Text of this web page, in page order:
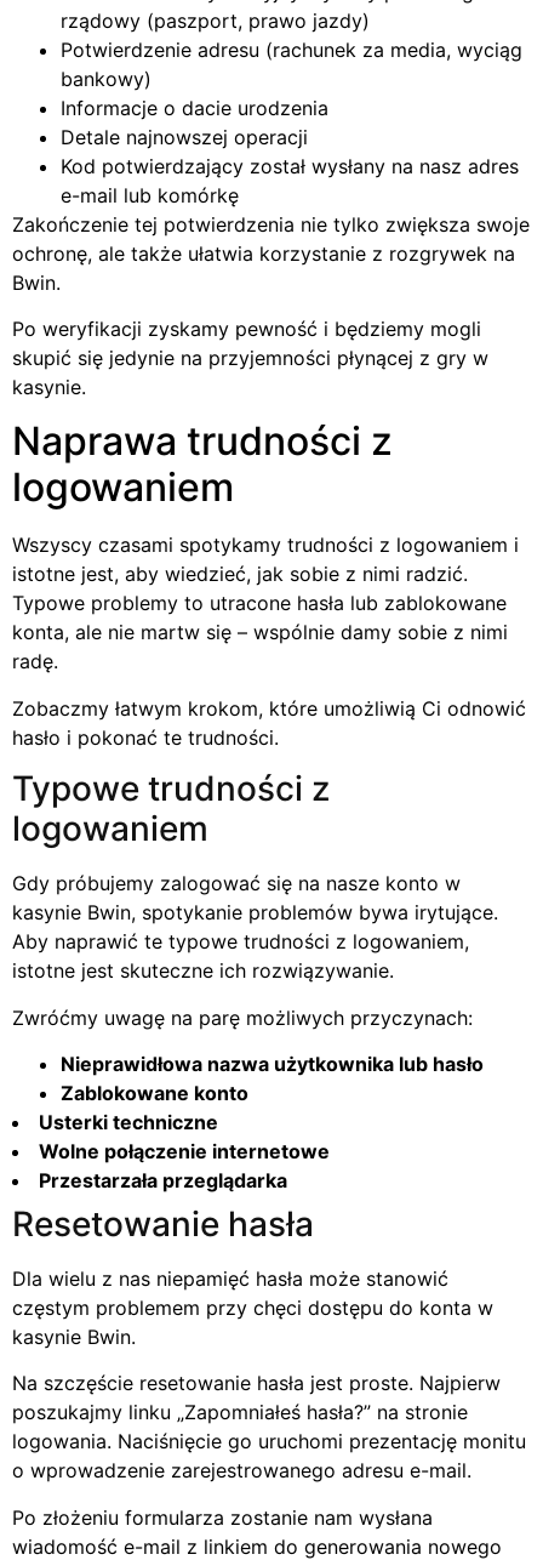
rządowy (paszport, prawo jazdy)
Potwierdzenie adresu (rachunek za media, wyciąg
bankowy)
Informacje o dacie urodzenia
Detale najnowszej operacji
Kod potwierdzający został wysłany na nasz adres
e-mail lub komórkę
Zakończenie tej potwierdzenia nie tylko zwiększa swoje
ochronę, ale także ułatwia korzystanie z rozgrywek na
Bwin.
Po weryfikacji zyskamy pewność i będziemy mogli
skupić się jedynie na przyjemności płynącej z gry w
kasynie.
Naprawa trudności z
logowaniem
Wszyscy czasami spotykamy trudności z logowaniem i
istotne jest, aby wiedzieć, jak sobie z nimi radzić.
Typowe problemy to utracone hasła lub zablokowane
konta, ale nie martw się – wspólnie damy sobie z nimi
radę.
Zobaczmy łatwym krokom, które umożliwią Ci odnowić
hasło i pokonać te trudności.
Typowe trudności z
logowaniem
Gdy próbujemy zalogować się na nasze konto w
kasynie Bwin, spotykanie problemów bywa irytujące.
Aby naprawić te typowe trudności z logowaniem,
istotne jest skuteczne ich rozwiązywanie.
Zwróćmy uwagę na parę możliwych przyczynach:
Nieprawidłowa nazwa użytkownika lub hasło
Zablokowane konto
Usterki techniczne
Wolne połączenie internetowe
Przestarzała przeglądarka
Resetowanie hasła
Dla wielu z nas niepamięć hasła może stanowić
częstym problemem przy chęci dostępu do konta w
kasynie Bwin.
Na szczęście resetowanie hasła jest proste. Najpierw
poszukajmy linku „Zapomniałeś hasła?” na stronie
logowania. Naciśnięcie go uruchomi prezentację monitu
o wprowadzenie zarejestrowanego adresu e-mail.
Po złożeniu formularza zostanie nam wysłana
wiadomość e-mail z linkiem do generowania nowego